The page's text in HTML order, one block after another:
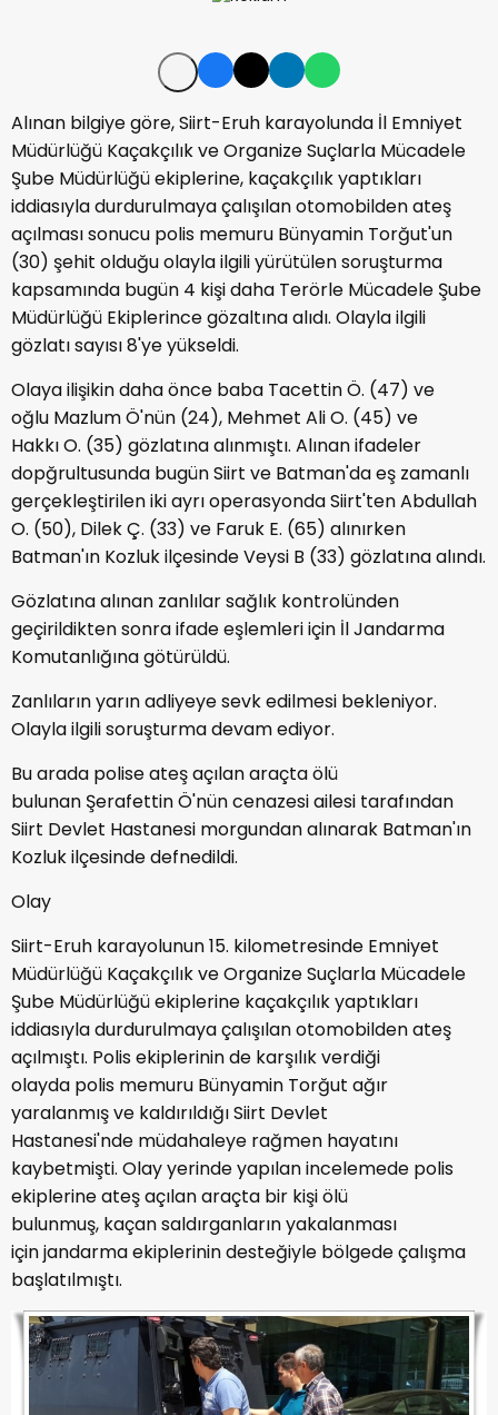
Alınan bilgiye göre, Siirt-Eruh karayolunda İl Emniyet
Müdürlüğü Kaçakçılık ve Organize Suçlarla Mücadele
Şube Müdürlüğü ekiplerine, kaçakçılık yaptıkları
iddiasıyla durdurulmaya çalışılan otomobilden ateş
açılması sonucu polis memuru Bünyamin Torğut'un
(30) şehit olduğu olayla ilgili yürütülen soruşturma
kapsamında bugün 4 kişi daha Terörle Mücadele Şube
Müdürlüğü Ekiplerince gözaltına alıdı. Olayla ilgili
gözlatı sayısı 8'ye yükseldi.
Olaya ilişikin daha önce baba Tacettin Ö. (47) ve
oğlu Mazlum Ö'nün (24), Mehmet Ali O. (45) ve
Hakkı O. (35) gözlatına alınmıştı. Alınan ifadeler
dopğrultusunda bugün Siirt ve Batman'da eş zamanlı
gerçekleştirilen iki ayrı operasyonda Siirt'ten Abdullah
O. (50), Dilek Ç. (33) ve Faruk E. (65) alınırken
Batman'ın Kozluk ilçesinde Veysi B (33) gözlatına alındı.
Gözlatına alınan zanlılar sağlık kontrolünden
geçirildikten sonra ifade eşlemleri için İl Jandarma
Komutanlığına götürüldü.
Zanlıların yarın adliyeye sevk edilmesi bekleniyor.
Olayla ilgili soruşturma devam ediyor.
Bu arada polise ateş açılan araçta ölü
bulunan Şerafettin Ö'nün cenazesi ailesi tarafından
Siirt Devlet Hastanesi morgundan alınarak Batman'ın
Kozluk ilçesinde defnedildi.
Olay
Siirt-Eruh karayolunun 15. kilometresinde Emniyet
Müdürlüğü Kaçakçılık ve Organize Suçlarla Mücadele
Şube Müdürlüğü ekiplerine kaçakçılık yaptıkları
iddiasıyla durdurulmaya çalışılan otomobilden ateş
açılmıştı. Polis ekiplerinin de karşılık verdiği
olayda polis memuru Bünyamin Torğut ağır
yaralanmış ve kaldırıldığı Siirt Devlet
Hastanesi'nde müdahaleye rağmen hayatını
kaybetmişti. Olay yerinde yapılan incelemede polis
ekiplerine ateş açılan araçta bir kişi ölü
bulunmuş, kaçan saldırganların yakalanması
için jandarma ekiplerinin desteğiyle bölgede çalışma
başlatılmıştı.